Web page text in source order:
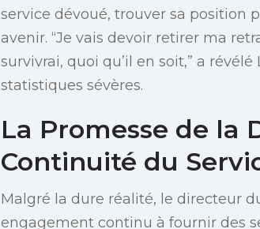
service dévoué, trouver sa position
avenir. “Je vais devoir retirer ma
survivrai, quoi qu’il en soit,” a
statistiques sévères.
La Promesse de la
Continuité du
Malgré la dure réalité, le directeur
engagement continu à fournir des